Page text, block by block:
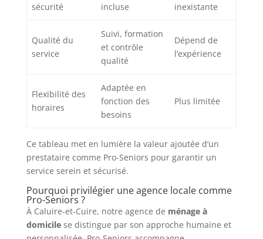
sécurité
incluse
inexistante
Qualité du
service
Suivi, formation
et contrôle
qualité
Dépend de
l’expérience
Flexibilité des
horaires
Adaptée en
fonction des
besoins
Plus limitée
Ce tableau met en lumière la valeur ajoutée d’un
prestataire comme Pro-Seniors pour garantir un
service serein et sécurisé.
Pourquoi privilégier une agence locale comme
Pro-Seniors ?
À Caluire-et-Cuire, notre agence de ménage à
domicilese distingue par son approche humaine et